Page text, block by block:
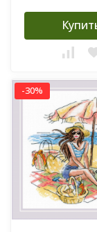
-30%